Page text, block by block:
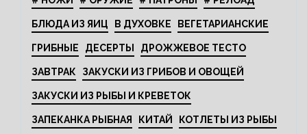
БЛЮДА ИЗ ЯИЦ В ДУХОВКЕ ВЕГЕТАРИАНСКИЕ
ГРИБНЫЕ ДЕСЕРТЫ ДРОЖЖЕВОЕ ТЕСТО
ЗАВТРАК ЗАКУСКИ ИЗ ГРИБОВ И ОВОЩЕЙ
ЗАКУСКИ ИЗ РЫБЫ И КРЕВЕТОК
ЗАПЕКАНКА РЫБНАЯ КИТАЙ КОТЛЕТЫ ИЗ РЫБЫ